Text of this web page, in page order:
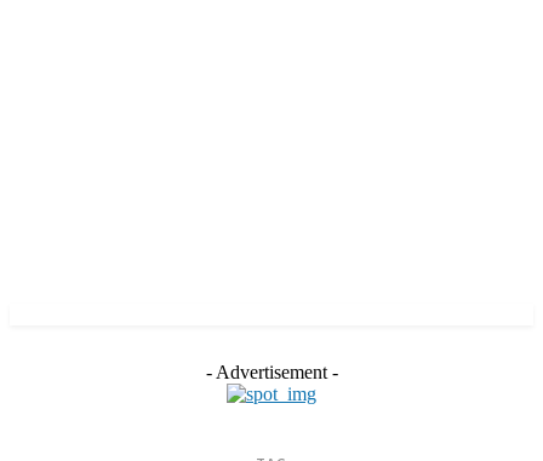
- Advertisement -